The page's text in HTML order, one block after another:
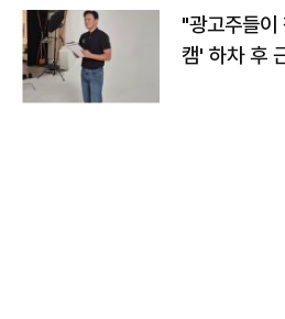
"광고주들
캠' 하차 후